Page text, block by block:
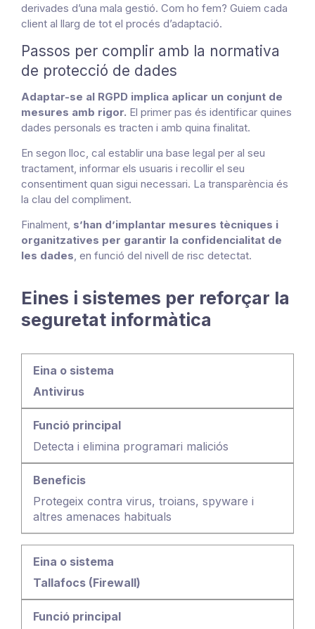
derivades d’una mala gestió. Com ho fem? Guiem cada
client al llarg de tot el procés d’adaptació.
Passos per complir amb la normativa
de protecció de dades
Adaptar-se al RGPD implica aplicar un conjunt de
mesures amb rigor. El primer pas és identificar quines
dades personals es tracten i amb quina finalitat.
En segon lloc, cal establir una base legal per al seu
tractament, informar els usuaris i recollir el seu
consentiment quan sigui necessari. La transparència és
la clau del compliment.
Finalment, s’han d’implantar mesures tècniques i
organitzatives per garantir la confidencialitat de
les dades , en funció del nivell de risc detectat.
Eines i sistemes per reforçar la
seguretat informàtica
Antivirus
Detecta i elimina programari maliciós
Protegeix contra virus, troians, spyware i
altres amenaces habituals
Tallafocs (Firewall)